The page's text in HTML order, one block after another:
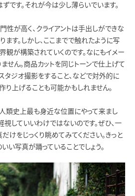
です。それが今は少し薄らいでいます。
性が高く、クライアントは手出しができな
ます。しかし、ここまでで触れたように写
観が構築されていくのです。なにもイメー
せん。商品カットを同じトーンで仕上げて
タジオ撮影をすること、などで対外的に
り上げることも可能かもしれません。
類史上最も身近な位置にやって来まし
視していいわけではないのです。ぜひ、一
けをじっくり眺めてみてください。きっと
い写真が踊っていることでしょう。